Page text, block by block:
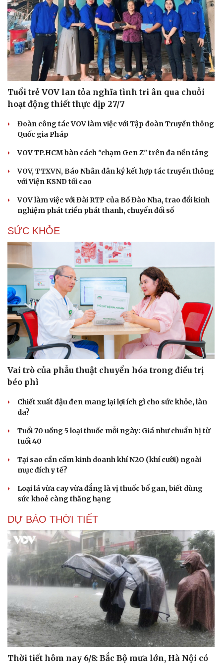
Tuổi trẻ VOV lan tỏa nghĩa tình tri ân qua chuỗi
hoạt động thiết thực dịp 27/7
Đoàn công tác VOV làm việc với Tập đoàn Truyền thông
Quốc gia Pháp
VOV TP.HCM bàn cách "chạm Gen Z" trên đa nền tảng
VOV, TTXVN, Báo Nhân dân ký kết hợp tác truyền thông
với Viện KSND tối cao
VOV làm việc với Đài RTP của Bồ Đào Nha, trao đổi kinh
nghiệm phát triển phát thanh, chuyển đổi số
SỨC KHỎE
Vai trò của phẫu thuật chuyển hóa trong điều trị
béo phì
Chiết xuất đậu đen mang lại lợi ích gì cho sức khỏe, làn
da?
Tuổi 70 uống 5 loại thuốc mỗi ngày: Giá như chuẩn bị từ
tuổi 40
Tại sao cần cấm kinh doanh khí N2O (khí cười) ngoài
mục đích y tế?
Loại lá vừa cay vừa đắng là vị thuốc bổ gan, biết dùng
sức khoẻ càng thăng hạng
DỰ BÁO THỜI TIẾT
Thời tiết hôm nay 6/8: Bắc Bộ mưa lớn, Hà Nội có